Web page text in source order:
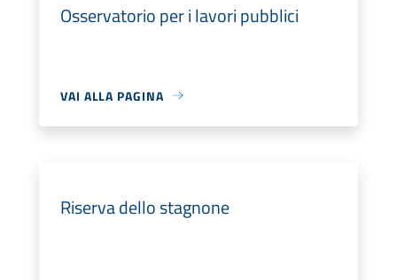
Osservatorio per i lavori pubblici
VAI ALLA PAGINA
Riserva dello stagnone